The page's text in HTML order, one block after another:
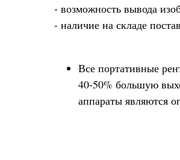
- возможность вывода
- наличие на складе
Все портативные
40-50% большую
аппараты являются